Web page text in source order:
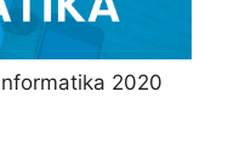
2020